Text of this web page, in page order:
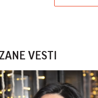
VESTI